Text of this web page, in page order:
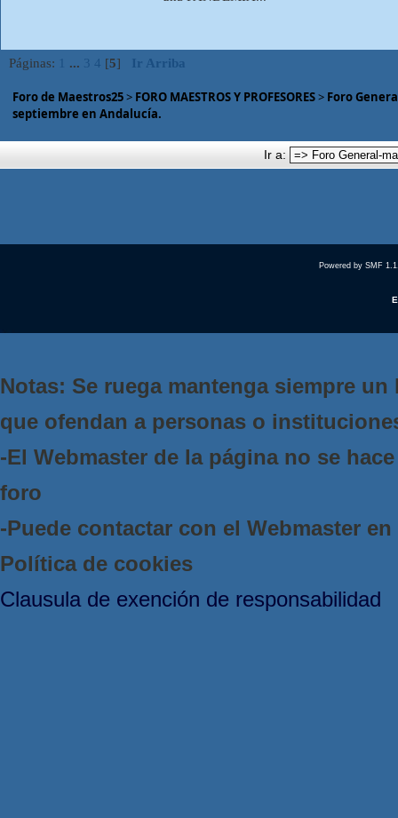
Páginas: ... 3 4 [5] Ir Arriba
Foro de Maestros25> FORO MAESTROS Y PROFESORES> Foro
septiembre en Andalucía.
Ir a:
Powered by SMF
Notas: Se ruega mantenga siempre
que ofendan a personas o
-El Webmaster de la página no se
foro
-Puede contactar con el Webmaster
Política de cookies
Clausula de exención de responsabilidad